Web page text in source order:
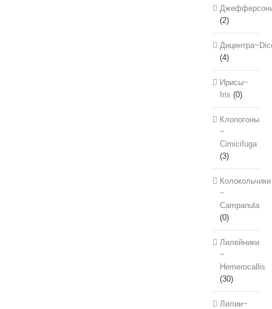
(2)
(4)
Ирисы~
Iris (0)
Клопогоны
~
Cimicifuga
(3)
Колокольчики
~
Campanula
(0)
Лилейники
~
Hemerocallis
(30)
Лилии~